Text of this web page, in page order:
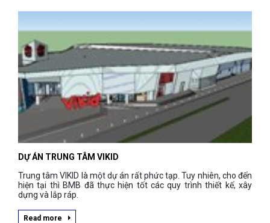
DỰ ÁN TRUNG TÂM VIKID
Trung tâm VIKID là một dự án rất phức tạp. Tuy nhiên, cho đến
hiện tại thì BMB đã thực hiện tốt các quy trình thiết kế, xây
dựng và lắp ráp.
Read more